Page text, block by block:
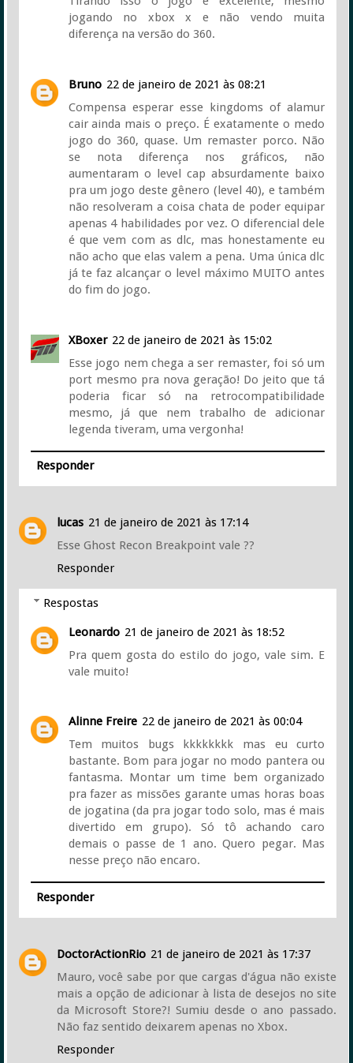
jogando no xbox x e não vendo muita
diferença na versão do 360.
Bruno 22 de janeiro de 2021 às 08:21
Compensa esperar esse kingdoms of alamur
cair ainda mais o preço. É exatamente o medo
jogo do 360, quase. Um remaster porco. Não
se nota diferença nos gráficos, não
aumentaram o level cap absurdamente baixo
pra um jogo deste gênero (level 40), e também
não resolveram a coisa chata de poder equipar
apenas 4 habilidades por vez. O diferencial dele
é que vem com as dlc, mas honestamente eu
não acho que elas valem a pena. Uma única dlc
já te faz alcançar o level máximo MUITO antes
do fim do jogo.
XBoxer 22 de janeiro de 2021 às 15:02
Esse jogo nem chega a ser remaster, foi só um
port mesmo pra nova geração! Do jeito que tá
poderia ficar só na retrocompatibilidade
mesmo, já que nem trabalho de adicionar
legenda tiveram, uma vergonha!
Responder
lucas 21 de janeiro de 2021 às 17:14
Esse Ghost Recon Breakpoint vale ??
Responder
Respostas
Leonardo 21 de janeiro de 2021 às 18:52
Pra quem gosta do estilo do jogo, vale sim. E
vale muito!
Alinne Freire 22 de janeiro de 2021 às 00:04
Tem muitos bugs kkkkkkkk mas eu curto
bastante. Bom para jogar no modo pantera ou
fantasma. Montar um time bem organizado
pra fazer as missões garante umas horas boas
de jogatina (da pra jogar todo solo, mas é mais
divertido em grupo). Só tô achando caro
demais o passe de 1 ano. Quero pegar. Mas
nesse preço não encaro.
Responder
DoctorActionRio 21 de janeiro de 2021 às 17:37
Mauro, você sabe por que cargas d'água não existe
mais a opção de adicionar à lista de desejos no site
da Microsoft Store?! Sumiu desde o ano passado.
Não faz sentido deixarem apenas no Xbox.
Responder